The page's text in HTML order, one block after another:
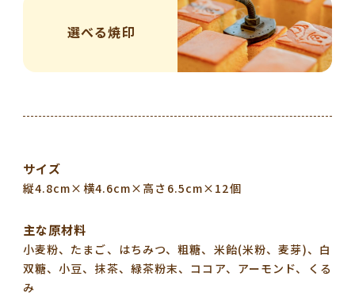
選べる焼印
サイズ
縦4.8cm×横4.6cm×高さ6.5cm×12個
主な原材料
小麦粉、たまご、はちみつ、粗糖、米飴(米粉、麦芽)、白
双糖、小豆、抹茶、緑茶粉末、ココア、アーモンド、くる
み